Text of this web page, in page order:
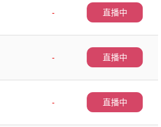
-
直播中
-
直播中
-
直播中